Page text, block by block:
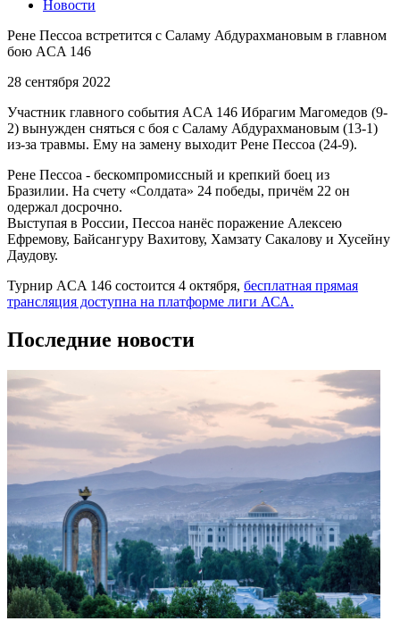
Новости
Рене Пессоа встретится с Саламу Абдурахмановым в главном
бою ACA 146
28 сентября 2022
Участник главного события ACA 146 Ибрагим Магомедов (9-
2) вынужден сняться с боя с Саламу Абдурахмановым (13-1)
из-за травмы. Ему на замену выходит Рене Пессоа (24-9).
Рене Пессоа - бескомпромиссный и крепкий боец из
Бразилии. На счету «Солдата» 24 победы, причём 22 он
одержал досрочно.
Выступая в России, Пессоа нанёс поражение Алексею
Ефремову, Байсангуру Вахитову, Хамзату Сакалову и Хусейну
Даудову.
Турнир ACA 146 состоится 4 октября, бесплатная прямая
трансляция доступна на платформе лиги АСА.
Последние новости